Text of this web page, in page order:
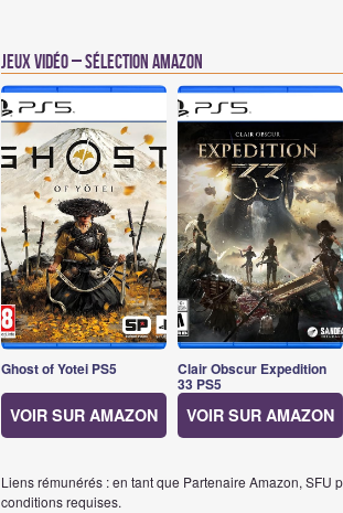
Jeux vidéo – Sélection Amazon
Ghost of Yotei PS5
VOIR SUR AMAZON
Clair Obscur Expedition
33 PS5
VOIR SUR AMAZON
Liens rémunérés : en tant que Partenaire Amazon,
conditions requises.